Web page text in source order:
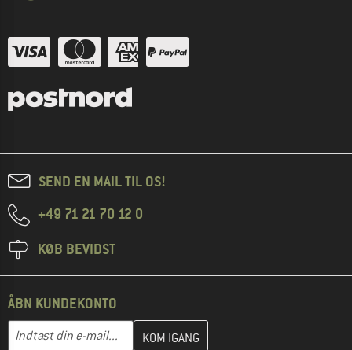
SEND EN MAIL TIL OS!
+49 71 21 70 12 0
KØB BEVIDST
ÅBN KUNDEKONTO
E-mail-adresse
Indtast din e-mailadresse her, og opret i næste trin din